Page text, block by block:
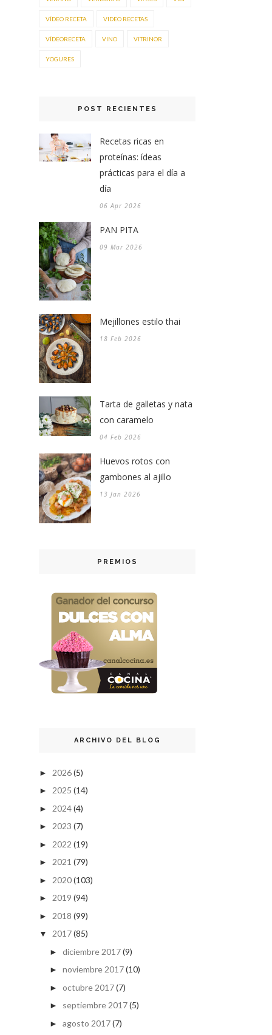
VÍDEO RECETA VIDEO RECETAS
VÍDEORECETA VINO VITRINOR
YOGURES
POST RECIENTES
Recetas ricas en
proteínas: ídeas
prácticas para el día a
día
06 Apr 2026
PAN PITA
09 Mar 2026
Mejillones estilo thai
18 Feb 2026
Tarta de galletas y nata
con caramelo
04 Feb 2026
Huevos rotos con
gambones al ajillo
13 Jan 2026
PREMIOS
ARCHIVO DEL BLOG
► 2026(5)
► 2025 (14)
► 2024(4)
► 2023 (7)
► 2022 (19)
► 2021 (79)
► 2020(103)
► 2019 (94)
► 2018 (99)
▼ 2017(85)
► diciembre 2017(9)
► noviembre 2017(10)
► octubre 2017(7)
► septiembre 2017(5)
► agosto 2017(7)